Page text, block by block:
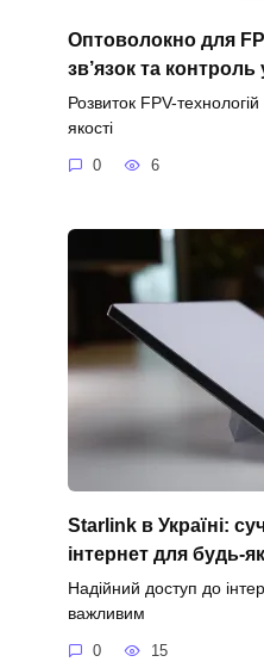
Оптоволокно для
зв’язок та
Розвиток FPV-
якості
0 6
Starlink в Україні:
інтернет для будь-
Надійний доступ до
важливим
0 15